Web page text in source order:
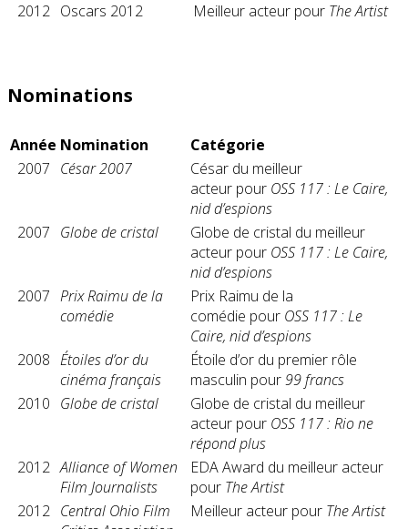
2012 Oscars 2012 Meilleur acteur pour The Artist
Nominations
Année Nomination
Catégorie
2007 César 2007
César du meilleur
acteur pour OSS 117 : Le Caire,
nid d’espions
2007 Globe de cristal
Globe de cristal du meilleur
acteur pour OSS 117 : Le Caire,
nid d’espions
2007 Prix Raimu de la
comédie
Prix Raimu de la
comédie pour OSS 117 : Le
Caire, nid d’espions
2008 Étoiles d’or du
cinéma français
Étoile d’or du premier rôle
masculin pour99 francs
2010 Globe de cristal
Globe de cristal du meilleur
acteur pour OSS 117 : Rio ne
répond plus
2012 Alliance of Women
Film Journalists
EDA Award du meilleur acteur
pour The Artist
2012 Central Ohio Film
Meilleur acteur pour The Artist